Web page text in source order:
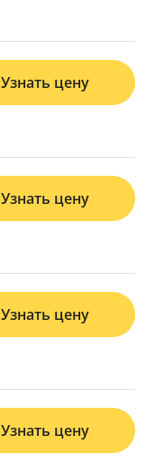
Узнать цену
Узнать цену
Узнать цену
Узнать цену